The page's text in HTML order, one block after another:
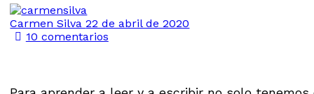
Carmen Silva22 de abril de 2020
10 comentarios